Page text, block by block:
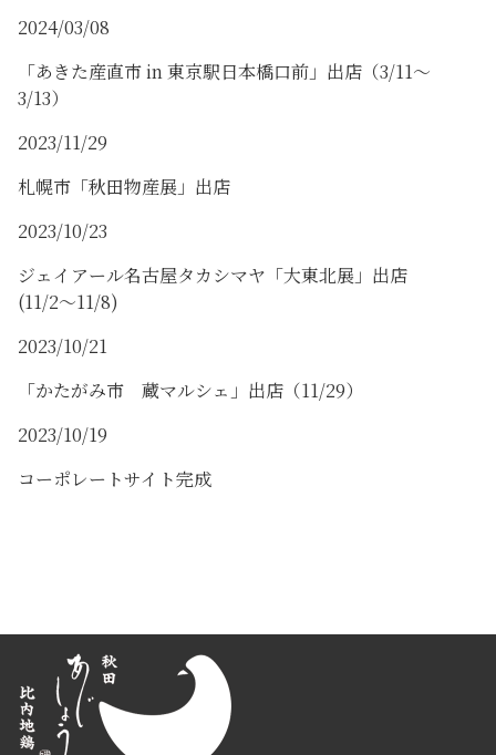
2024/03/08
「あきた産直市 in 東京駅日本橋口前」出店（3/11～
3/13）
2023/11/29
札幌市「秋田物産展」出店
2023/10/23
ジェイアール名古屋タカシマヤ「大東北展」出店
(11/2～11/8)
2023/10/21
「かたがみ市 蔵マルシェ」出店（11/29）
2023/10/19
コーポレートサイト完成